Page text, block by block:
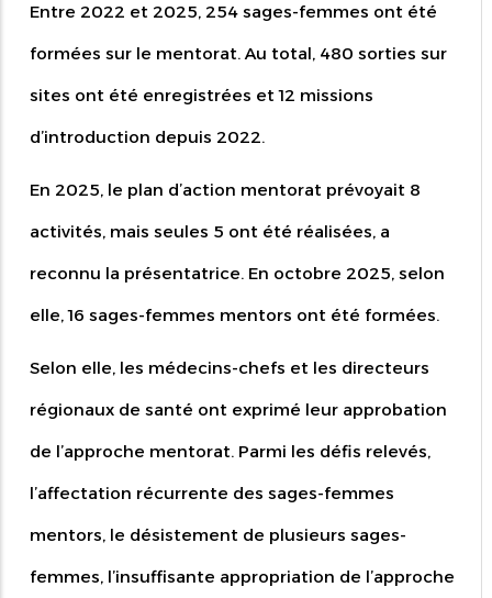
Entre 2022 et 2025, 254 sages-femmes ont été
formées sur le mentorat. Au total, 480 sorties sur
sites ont été enregistrées et 12 missions
d’introduction depuis 2022.
En 2025, le plan d’action mentorat prévoyait 8
activités, mais seules 5 ont été réalisées, a
reconnu la présentatrice. En octobre 2025, selon
elle, 16 sages-femmes mentors ont été formées.
Selon elle, les médecins-chefs et les directeurs
régionaux de santé ont exprimé leur approbation
de l’approche mentorat. Parmi les défis relevés,
l’affectation récurrente des sages-femmes
mentors, le désistement de plusieurs sages-
femmes, l’insuffisante appropriation de l’approche